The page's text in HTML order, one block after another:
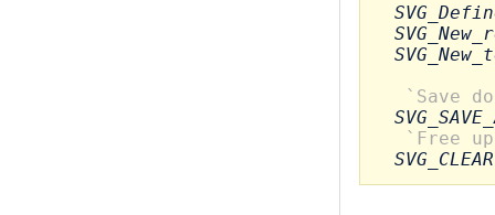
`Save
`Free up
SVG_CLEAR